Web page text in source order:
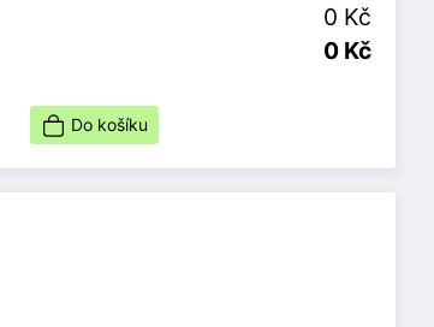
0 Kč
0 Kč
Do košíku